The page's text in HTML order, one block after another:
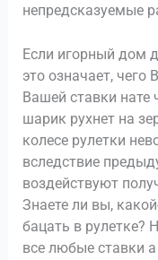
непредсказуемые
Если игорный дом
это означает, чего
Вашей ставки нате
шарик рухнет на
колесе рулетки
вследствие
воздействуют
Знаете ли вы,
бацать в рулетке?
все любые ставки